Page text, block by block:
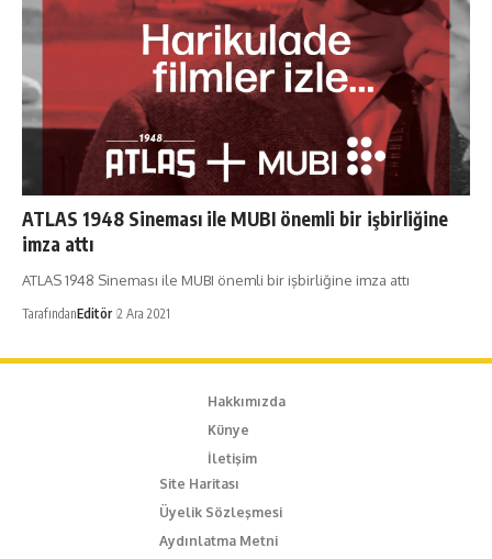
ATLAS 1948 Sineması ile MUBI önemli bir işbirliğine
imza attı
ATLAS 1948 Sineması ile MUBI önemli bir işbirliğine imza attı
TarafındanEditör 2 Ara 2021
Hakkımızda
Künye
İletişim
Site Haritası
Üyelik Sözleşmesi
Aydınlatma Metni